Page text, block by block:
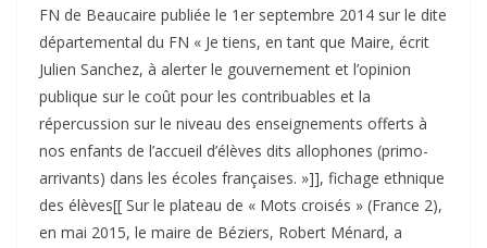
FN de Beaucaire publiée le 1er septembre 2014 sur le dite
départemental du FN « Je tiens, en tant que Maire, écrit
Julien Sanchez, à alerter le gouvernement et l’opinion
publique sur le coût pour les contribuables et la
répercussion sur le niveau des enseignements offerts à
nos enfants de l’accueil d’élèves dits allophones (primo-
arrivants) dans les écoles françaises. »]], fichage ethnique
des élèves[[ Sur le plateau de « Mots croisés » (France 2),
en mai 2015, le maire de Béziers, Robert Ménard, a